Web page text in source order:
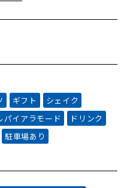
ギフト
シェイク
パイアラモード
ドリンク
駐車場あり